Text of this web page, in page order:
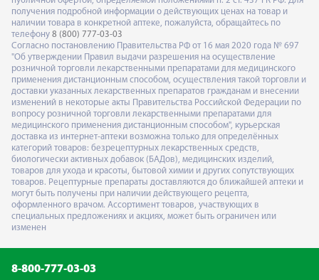
получения подробной информации о действующих ценах на товар и
наличии товара в конкретной аптеке, пожалуйста, обращайтесь по
телефону 8 (800) 777-03-03
Согласно постановлению Правительства РФ от 16 мая 2020 года № 697
"Об утверждении Правил выдачи разрешения на осуществление
розничной торговли лекарственными препаратами для медицинского
применения дистанционным способом, осуществления такой торговли и
доставки указанных лекарственных препаратов гражданам и внесении
изменений в некоторые акты Правительства Российской Федерации по
вопросу розничной торговли лекарственными препаратами для
медицинского применения дистанционным способом", курьерская
доставка из интернет-аптеки возможна только для определённых
категорий товаров: безрецептурных лекарственных средств,
биологически активных добавок (БАДов), медицинских изделий,
товаров для ухода и красоты, бытовой химии и других сопутствующих
товаров. Рецептурные препараты доставляются до ближайшей аптеки и
могут быть получены при наличии действующего рецепта,
оформленного врачом. Ассортимент товаров, участвующих в
специальных предложениях и акциях, может быть ограничен или
изменен
8-800-777-03-03